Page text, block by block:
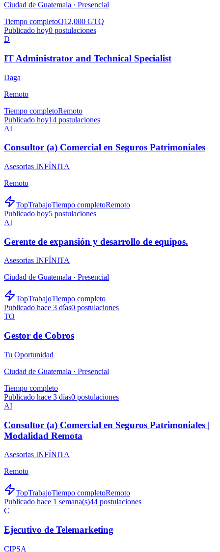
Ciudad de Guatemala · Presencial
Tiempo completoQ12,000 GTQ
Publicado hoy0 postulaciones
D
IT Administrator and Technical Specialist
Daga
Remoto
Tiempo completoRemoto
Publicado hoy14 postulaciones
AI
Consultor (a) Comercial en Seguros Patrimoniales
Asesorias INFÍNITA
Remoto
TopTrabajoTiempo completoRemoto
Publicado hoy5 postulaciones
AI
Gerente de expansión y desarrollo de equipos.
Asesorias INFÍNITA
Ciudad de Guatemala · Presencial
TopTrabajoTiempo completo
Publicado hace 3 días0 postulaciones
TO
Gestor de Cobros
Tu Oportunidad
Ciudad de Guatemala · Presencial
Tiempo completo
Publicado hace 3 días0 postulaciones
AI
Consultor (a) Comercial en Seguros Patrimoniales |
Modalidad Remota
Asesorias INFÍNITA
Remoto
TopTrabajoTiempo completoRemoto
Publicado hace 1 semana(s)44 postulaciones
C
Ejecutivo de Telemarketing
CIPSA